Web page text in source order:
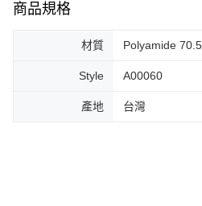
商品規格
材質 Polyamide
Style A00060
產地 台灣